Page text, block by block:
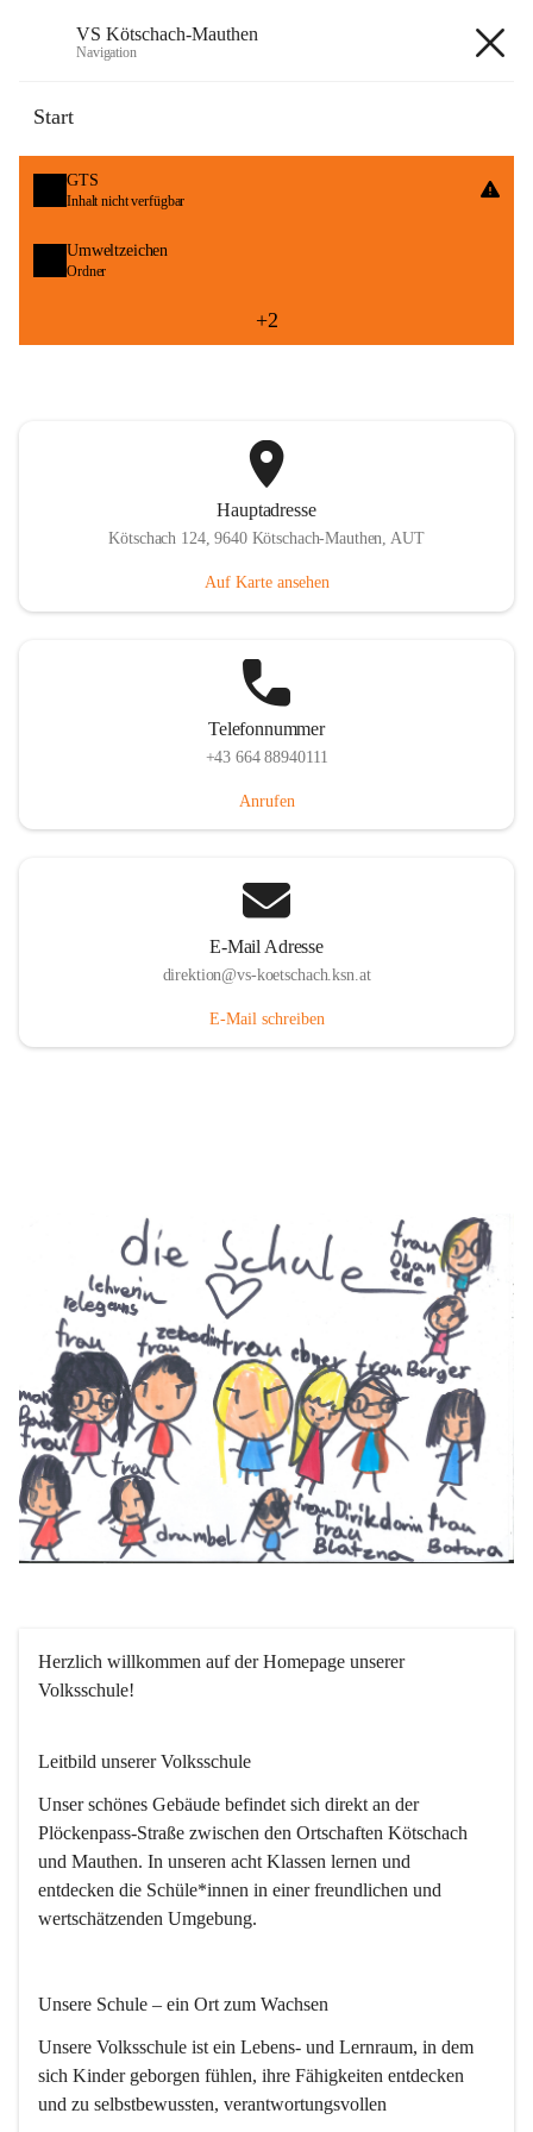
VS Kötschach-Mauthen
Navigation
Start
GTS
Inhalt nicht verfügbar
öffnet
in
Tab
Umweltzeichen
Ordner
öffnet
in
+2
Hauptadresse
Kötschach 124, 9640 Kötschach-Mauthen, AUT
Auf Karte ansehen
Telefonnummer
+43 664 88940111
Anrufen
E-Mail Adresse
direktion@vs-koetschach.ksn.at
E-Mail schreiben
Herzlich willkommen auf der Homepage unserer
Volksschule!
Leitbild unserer Volksschule
Unser schönes Gebäude befindet sich direkt an der
Plöckenpass-Straße zwischen den Ortschaften Kötschach
und Mauthen. In unseren acht Klassen lernen und
entdecken die Schüle*innen in einer freundlichen und
wertschätzenden Umgebung.
Unsere Schule – ein Ort zum Wachsen
Unsere Volksschule ist ein Lebens- und Lernraum, in dem
sich Kinder geborgen fühlen, ihre Fähigkeiten entdecken
und zu selbstbewussten, verantwortungsvollen